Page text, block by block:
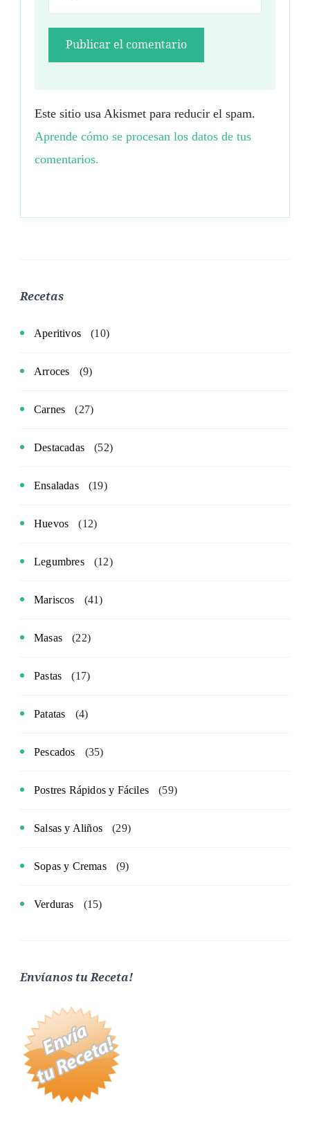
Este sitio usa Akismet para reducir el spam.
Aprende cómo se procesan los datos de tus
comentarios.
Recetas
Aperitivos (10)
Arroces (9)
Carnes (27)
Destacadas (52)
Ensaladas (19)
Huevos (12)
Legumbres (12)
Mariscos (41)
Masas (22)
Pastas (17)
Patatas (4)
Pescados (35)
Postres Rápidos y Fáciles (59)
Salsas y Aliños (29)
Sopas y Cremas (9)
Verduras (15)
Envíanos tu Receta!